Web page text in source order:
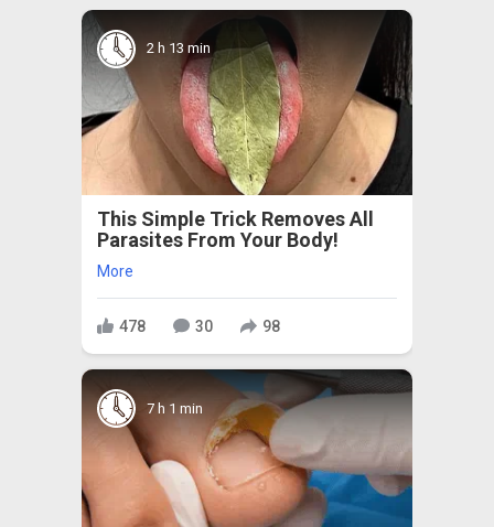
2 h 13 min
This Simple Trick Removes All
Parasites From Your Body!
More
478 30 98
7 h 1 min